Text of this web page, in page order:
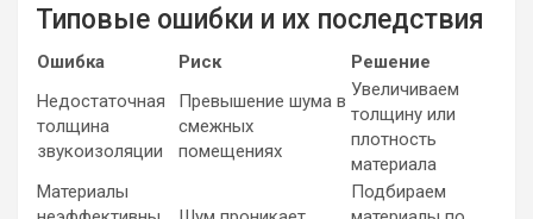
Типовые ошибки и их последствия
Ошибка Риск
Решение
Недостаточная
толщина
звукоизоляции
Превышение шума в
смежных
помещениях
Увеличиваем
толщину или
плотность
материала
Материалы
Подбираем